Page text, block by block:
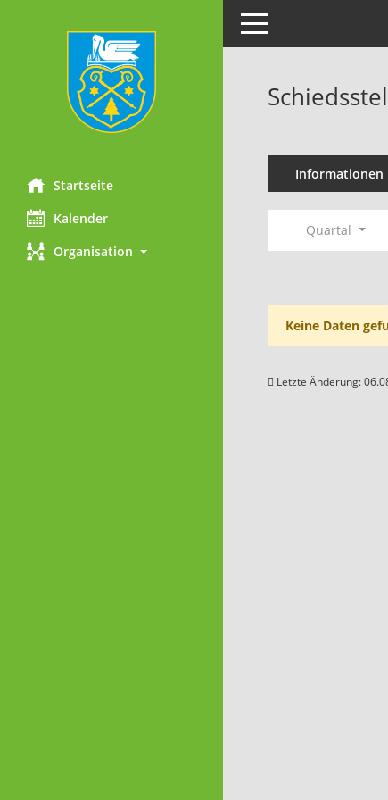
Startseite
Kalender
Organisation
Toggle navigation
Informationen
Quartal
Keine Daten
Letzte Änderung: